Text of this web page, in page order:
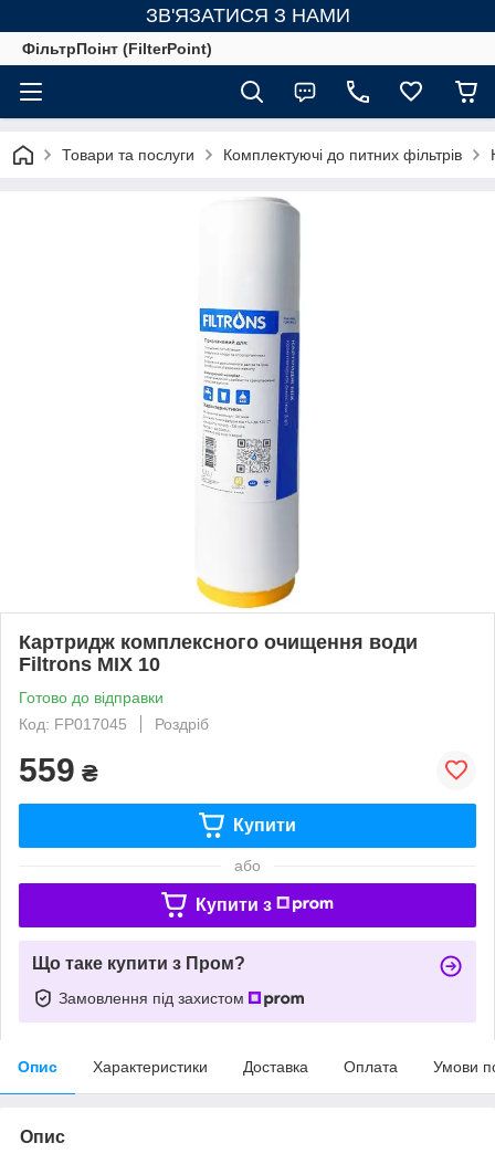
ЗВ'ЯЗАТИСЯ З НАМИ
ФільтрПоінт (FilterPoint)
Товари та послуги Комплектуючі до питних фільтрів
Картридж комплексного очищення води
Filtrons MIX 10
Готово до відправки
Код: FP017045
Роздріб
559 ₴
Купити
або
Купити з
Що таке купити з Пром?
Замовлення під захистом
Опис Характеристики Доставка Оплата Умови
Опис